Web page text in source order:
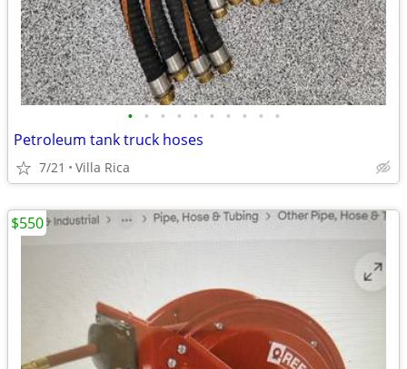
• • • • • • • • • •
Petroleum tank truck hoses
7/21 Villa Rica
$550